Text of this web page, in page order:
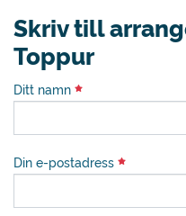
Skriv till
Toppur
Ditt namn
Din e-postadress